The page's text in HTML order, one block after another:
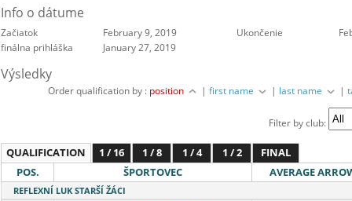
Info o dátume
Začiatok February 9, 2019 Ukončenie
finálna prihláška
January 27, 2019
Výsledky
Order qualification by : position |first name | last name |
Filter by club:
QUALIFICATION 1 / 16 1 / 8 1 / 4 1 / 2
FINAL
POS.
ŠPORTOVEC AVERAGE
REFLEXNÍ LUK STARŠÍ ŽÁCI